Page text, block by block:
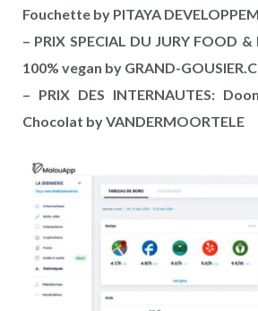
Fouchette by PITAYA
– PRIX SPECIAL DU JURY FOOD &
100% vegan by GRAND-
– PRIX DES INTERNAUTES:
Chocolat by VANDERMOORTELE